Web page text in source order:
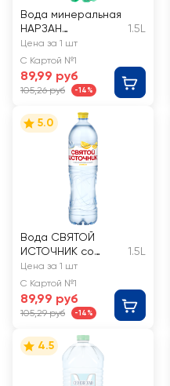
Вода минеральная
НАРЗАН
натуральной
газации
1.5L
Цена за 1 шт
С Картой №1
89,99 руб
105,26 руб -14%
5.0
Вода СВЯТОЙ
ИСТОЧНИК со
вкусом лимона,
негазированная
1.5L
Цена за 1 шт
С Картой №1
89,99 руб
105,29 руб -14%
4.5